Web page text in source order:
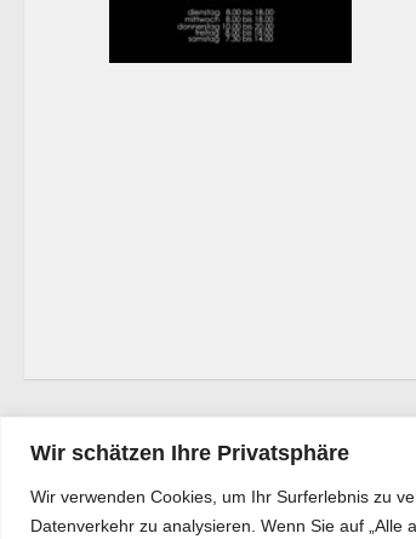
Wir schätzen Ihre Privatsphäre
Wir verwenden Cookies, um Ihr Surferlebnis zu
Datenverkehr zu analysieren. Wenn Sie auf „Alle
Bürgerkurier © 2026. Alle Rechte